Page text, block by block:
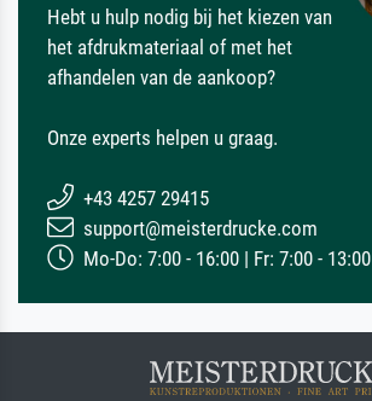
Hebt u hulp nodig bij het kiezen van
het afdrukmateriaal of met het
afhandelen van de aankoop?
Onze experts helpen u graag.
+43 4257 29415
support@meisterdrucke.com
Mo-Do: 7:00 - 16:00 | Fr: 7:00 - 13:00